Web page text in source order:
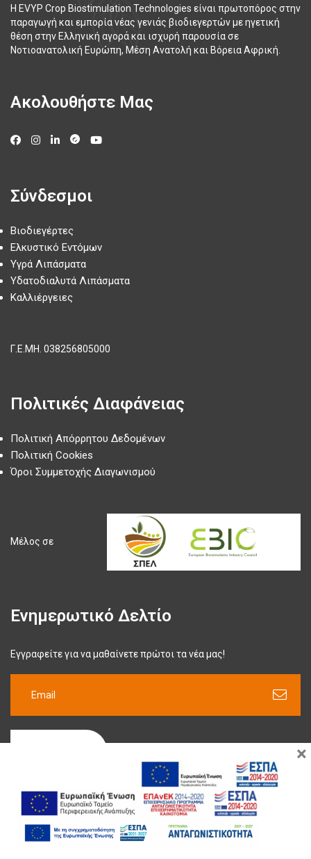
Η EVYP Crop Biostimulation Technologies είναι πρωτοπόρος στην
παραγωγή και εμπορία νέας γενιάς βιοδιεγερτών με ηγετική
θέση στην Ελληνική αγορά και ισχυρή παρουσία σε
Νοτιοανατολική Ευρώπη, Μέση Ανατολή και Βόρεια Αφρική.
Ακολουθήστε Μας
Σύνδεσμοι
Βιοδιεγέρτες
Ελκυστικό Εντόμων
Υγρά Λιπάσματα
Υδατοδιαλυτά Λιπάσματα
Καλλιέργειες
Γ.Ε.ΜΗ. 038256805000
Πολιτικές Διαφάνειας
Πολιτική Απόρρητου Δεδομένων
Πολιτική Cookies
Όροι Συμμετοχής Διαγωνισμού
Μέλος σε
Ενημερωτικό Δελτίο
Εγγραφείτε για να μαθαίνετε πρώτοι τα νέα μας!
×